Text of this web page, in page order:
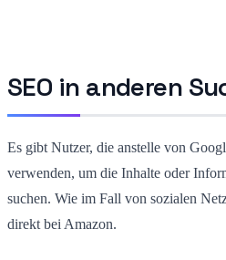
SEO in anderen
Es gibt Nutzer, die anstelle von
verwenden, um die Inhalte oder
suchen. Wie im Fall von sozialen
direkt bei Amazon.